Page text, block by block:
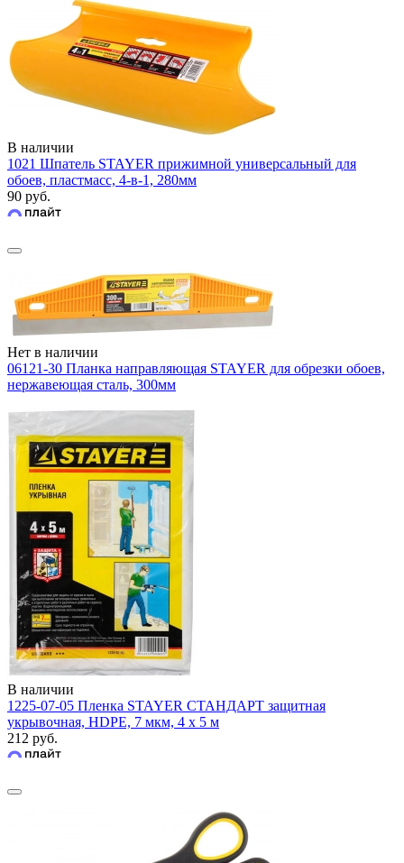
В наличии
1021 Шпатель STAYER прижимной универсальный для
обоев, пластмасс, 4-в-1, 280мм
90 руб.
Нет в наличии
06121-30 Планка направляющая STAYER для обрезки обоев,
нержавеющая сталь, 300мм
В наличии
1225-07-05 Пленка STAYER СТАНДАРТ защитная
укрывочная, HDPE, 7 мкм, 4 х 5 м
212 руб.